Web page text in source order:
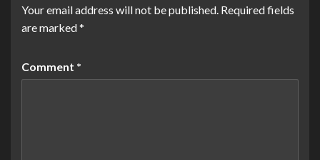
Your email address will not be published. Required fields
are marked*
Comment *